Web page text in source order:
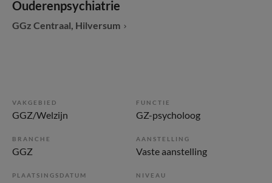
Ouderenpsychiatrie
GGz Centraal, Hilversum
VAKGEBIED
GGZ/Welzijn
FUNCTIE
GZ-psycholoog
BRANCHE
GGZ
AANSTELLING
Vaste aanstelling
PLAATSINGSDATUM NIVEAU